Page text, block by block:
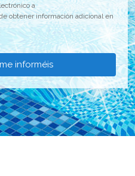
a
obtener información adicional en
informéis